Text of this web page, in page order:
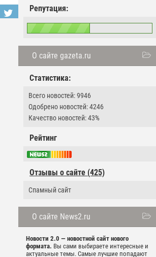
Репутация:
О сайте gazeta.ru
Статистика:
Всего новостей: 9946
Одобрено новостей: 4246
Качество новостей: 43%
Рейтинг
Отзывы о сайте (425)
Спамный сайт
О сайте News2.ru
Новости 2.0 — новостной сайт нового
формата. Вы сами выбираете интересные и
актуальные темы. Самые лучшие попадают